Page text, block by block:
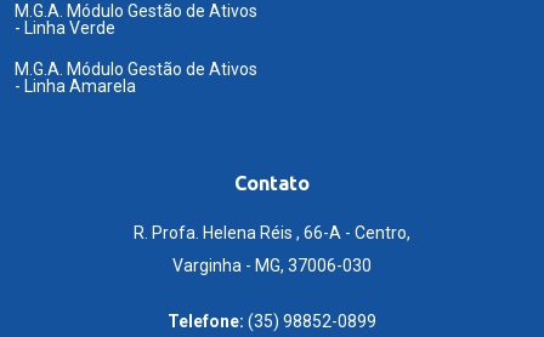
M.G.A. Módulo Gestão de Ativos
- Linha Verde
M.G.A. Módulo Gestão de Ativos
- Linha Amarela
Contato
R. Profa. Helena Réis , 66-A - Centro,
Varginha - MG, 37006-030
Telefone: (35) 98852-0899